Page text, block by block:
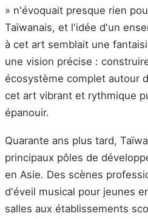
» n'évoquait presque rien
Taïwanais, et l'idée d'un
à cet art semblait une
une vision précise :
écosystème complet autour
cet art vibrant et rythmique
épanouir.
Quarante ans plus tard,
principaux pôles de
en Asie. Des scènes
d'éveil musical pour jeunes
salles aux établissements